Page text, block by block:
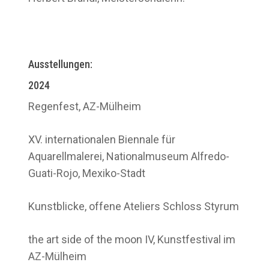
Ausstellungen:
2024
Regenfest, AZ-Mülheim
XV. internationalen Biennale für
Aquarellmalerei, Nationalmuseum Alfredo-
Guati-Rojo, Mexiko-Stadt
Kunstblicke, offene Ateliers Schloss Styrum
the art side of the moon IV, Kunstfestival im
AZ-Mülheim